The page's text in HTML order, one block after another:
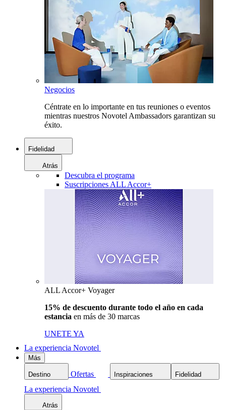
Negocios
Céntrate en lo importante en tus reuniones o eventos
mientras nuestros Novotel Ambassadors garantizan su
éxito.
Fidelidad
Atrás
Descubra el programa
Suscripciones ALL Accor+
ALL Accor+ Voyager
15% de descuento durante todo el año en cada
estancia en más de 30 marcas
UNETE YA
La experiencia Novotel
Más
Destino Ofertas Inspiraciones Fidelidad
La experiencia Novotel
Atrás